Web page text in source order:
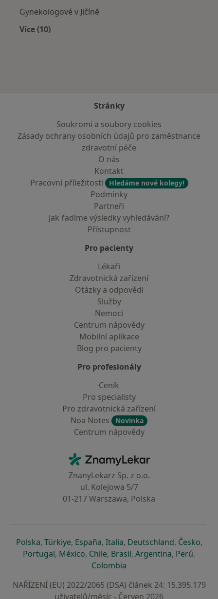
Gynekologové v Jičíně
Více (10)
Stránky
Soukromí a soubory cookies
Zásady ochrany osobních údajů pro zaměstnance
zdravotní péče
O nás
Kontakt
Pracovní příležitosti
Hledáme nové kolegy!
Podmínky
Partneři
Jak řadíme výsledky vyhledávání?
Přístupnost
Pro pacienty
Lékaři
Zdravotnická zařízení
Otázky a odpovědi
Služby
Nemoci
Centrum nápovědy
Mobilní aplikace
Blog pro pacienty
Pro profesionály
Ceník
Pro specialisty
Pro zdravotnická zařízení
Noa Notes
Novinka
Centrum nápovědy
ZnamyLekar - Hlavní stránka
ZnanyLekarz Sp. z o.o.
ul. Kolejowa 5/7
01-217 Warszawa, Polska
Polskase otevře v nové záložce
, Türkiyese otevře v nové záložce
, Españase otevře v nové záložce
, Italiase otevře v nové záložce
, Deutschlandse otevře v
, Českose
,
Portugalse otevře v nové záložce
, Méxicose otevře v nové záložce
, Chilese otevře v nové záložce
, Brasilse otevře v nové
, Argentinase otevře v
, Perúse
,
Colombia
NAŘÍZENÍ (EU) 2022/2065 (DSA) článek 24: 15.395.179
uživatelů/měsíc - Červen 2026